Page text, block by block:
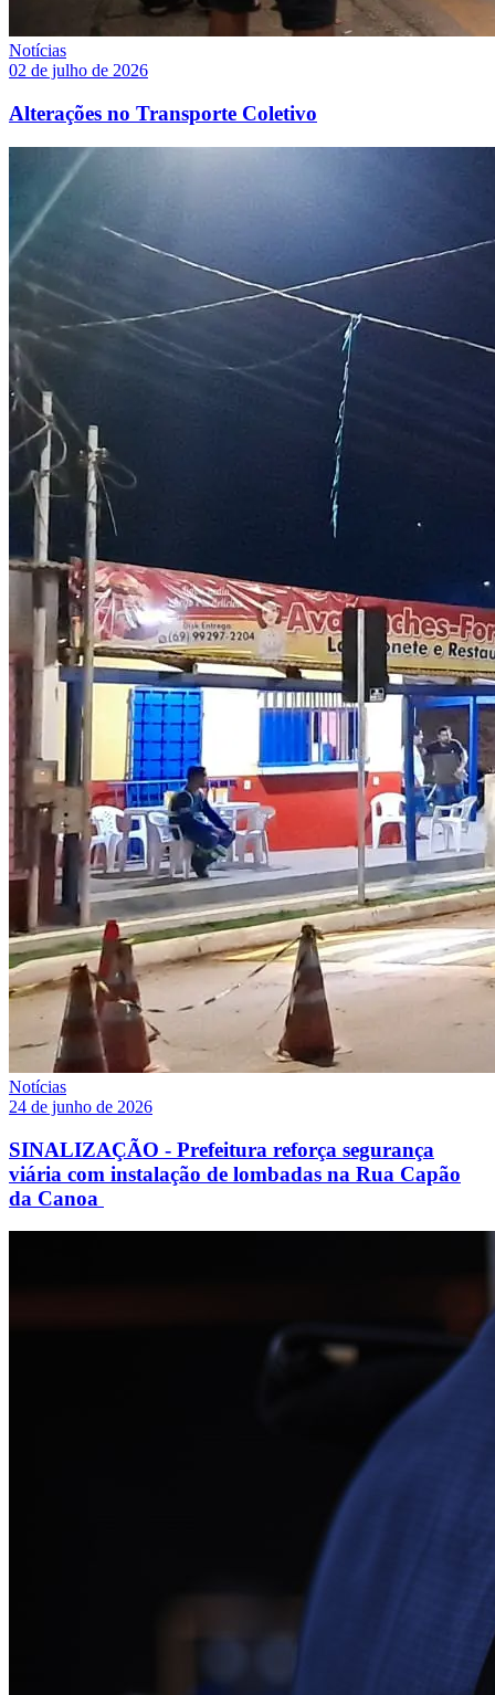
Notícias
02 de julho de 2026
Alterações no Transporte Coletivo
Notícias
24 de junho de 2026
SINALIZAÇÃO - Prefeitura reforça segurança
viária com instalação de lombadas na Rua Capão
da Canoa